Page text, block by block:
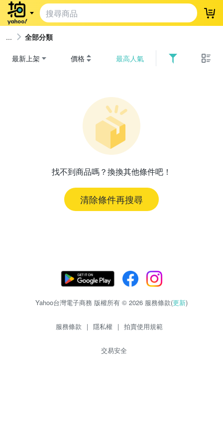
登
全部分類
最新上架 價格 最高人氣
找不到商品嗎？換換其他條件吧！
清除條件再搜尋
Yahoo台灣電子商務 版權所有 © 2026 服務條款(更新)
服務條款 | 隱私權 | 拍賣使用規範
交易安全